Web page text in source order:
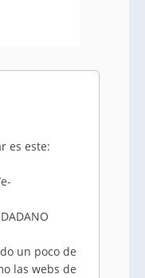
es este:
un poco de
las webs de